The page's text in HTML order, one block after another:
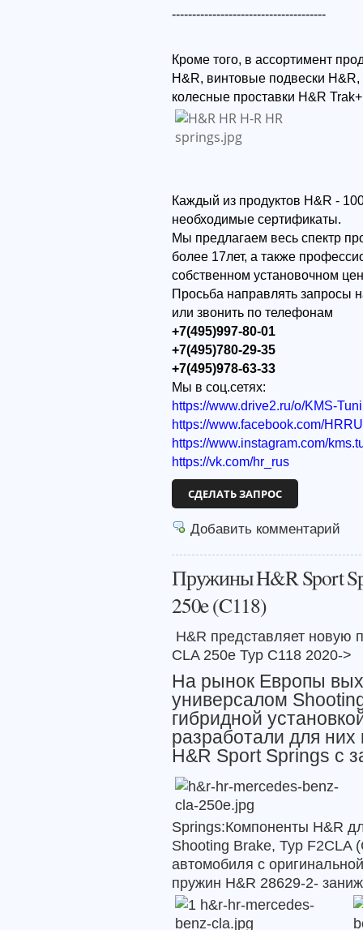
--------------------------------------
Кроме того, в ассортимент
H&R, винтовые подвески
колесные проставки H&R
Каждый из продуктов H&R -
необходимые сертификаты.
Мы предлагаем весь спектр
более 17лет, а также
собственном установочном
Просьба направлять запросы
или звонить по телефонам
+7(495)997-80-01
+7(495)780-29-35
+7(495)978-63-33
Мы в соц.сетях:
https://www.drive2.ru/o/KMS-
https://www.facebook.com/
https://www.instagram.com/
https://vk.com/hr_rus
СДЕЛАТЬ ЗАПРОС
Добавить комментарий
Пружины H&R Sport
250e (C118)
H&R представляет новую
CLA 250e Typ C118 2020->
На рынок Европы
универсалом
гибридной
разработали для
H&R Sport Springs с
Springs:Компоненты H&R
Shooting Brake, Typ F2CLA
автомобиля с
пружин H&R 28629-2-